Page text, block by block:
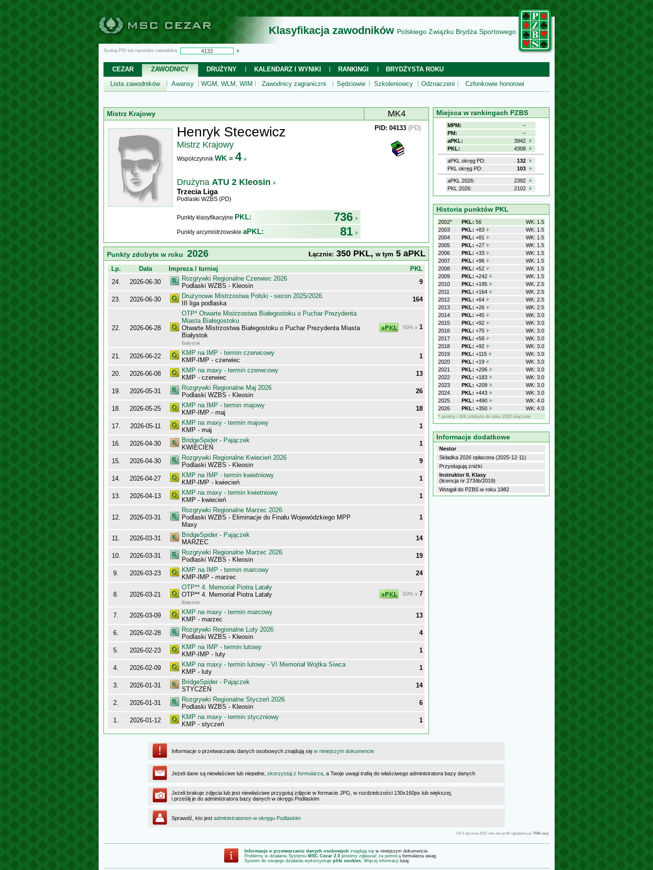
Klasyfikacja zawodników Polskiego Związku Brydża Sportowego
Szukaj PID lub nazwisko zawodnika:
CEZAR ZAWODNICY DRUŻYNY KALENDARZ I WYNIKI RANKINGI
BRYDŻYSTA ROKU
Lista zawodników
Awansy WGM, WLM, WIM Zawodnicy zagraniczni Sędziowie Szkoleniowcy Odznaczeni Członkowie honorowi
Mistrz Krajowy MK4
Henryk Stecewicz
Mistrz Krajowy
Współczynnik WK = 4
Drużyna ATU 2 Kleosin
Trzecia Liga
Podlaski WZBS (PD)
Punkty klasyfikacyjne PKL: 736
Punkty arcymistrzowskie aPKL: 81
PID: 04133 (PD)
Punkty zdobyte w roku 2026 Łącznie: 350 PKL, w tym 5 aPKL
Lp. Data Impreza / turniej
PKL
24.
2026-06-30
Rozgrywki Regionalne Czerwiec 2026
Podlaski WZBS - Kleosin
9
23. 2026-06-30
Drużynowe Mistrzostwa Polski - sezon 2025/2026
III liga podlaska
164
22. 2026-06-28
OTP* Otwarte Mistrzostwa Białegostoku o Puchar Prezydenta
Miasta Białegostoku
Otwarte Mistrzostwa Białegostoku o Puchar Prezydenta Miasta
Białystok
Białystok
50% x 1
21. 2026-06-22
KMP na IMP - termin czerwcowy
KMP-IMP - czerwiec
1
20. 2026-06-08
KMP na maxy - termin czerwcowy
KMP - czerwiec
13
19. 2026-05-31
Rozgrywki Regionalne Maj 2026
Podlaski WZBS - Kleosin
26
18. 2026-05-25
KMP na IMP - termin majowy
KMP-IMP - maj
18
17. 2026-05-11
KMP na maxy - termin majowy
KMP - maj
1
16. 2026-04-30
BridgeSpider - Pajączek
KWIECIEŃ
1
15. 2026-04-30
Rozgrywki Regionalne Kwiecień 2026
Podlaski WZBS - Kleosin
9
14. 2026-04-27
KMP na IMP - termin kwietniowy
KMP-IMP - kwiecień
1
13. 2026-04-13
KMP na maxy - termin kwietniowy
KMP - kwiecień
1
12. 2026-03-31
Rozgrywki Regionalne Marzec 2026
Podlaski WZBS - Eliminacje do Finału Wojewódzkiego MPP
Maxy
1
11. 2026-03-31
BridgeSpider - Pajączek
MARZEC
14
10. 2026-03-31
Rozgrywki Regionalne Marzec 2026
Podlaski WZBS - Kleosin
19
9. 2026-03-23
KMP na IMP - termin marcowy
KMP-IMP - marzec
24
8. 2026-03-21
OTP** 4. Memoriał Piotra Latały
OTP** 4. Memoriał Piotra Latały
Białystok
50% x 7
7. 2026-03-09
KMP na maxy - termin marcowy
KMP - marzec
13
6. 2026-02-28
Rozgrywki Regionalne Luty 2026
Podlaski WZBS - Kleosin
4
5. 2026-02-23
KMP na IMP - termin lutowy
KMP-IMP - luty
1
4. 2026-02-09
KMP na maxy - termin lutowy - VI Memoriał Wojtka Siwca
KMP - luty
1
3. 2026-01-31
BridgeSpider - Pajączek
STYCZEŃ
14
2. 2026-01-31
Rozgrywki Regionalne Styczeń 2026
Podlaski WZBS - Kleosin
6
1. 2026-01-12
KMP na maxy - termin styczniowy
KMP - styczeń
1
Miejsca w rankingach PZBS
MPM:
−
PM:
−
aPKL:
3942
PKL:
4308
aPKL okręg PD:
132
PKL okręg PD:
103
aPKL 2026:
2392
PKL 2026:
2102
Historia punktów PKL
2002* PKL: 56
WK: 1.5
2003
PKL: +83
WK: 1.5
2004
PKL: +81
WK: 1.5
2005
PKL: +27
WK: 1.5
2006
PKL: +33
WK: 1.5
2007
PKL: +96
WK: 1.5
2008
PKL: +52
WK: 1.5
2009
PKL: +242
WK: 1.5
2010
PKL: +195
WK: 2.5
2011
PKL: +164
WK: 2.5
2012
PKL: +64
WK: 2.5
2013
PKL: +26
WK: 2.5
2014
PKL: +45
WK: 3.0
2015
PKL: +92
WK: 3.0
2016
PKL: +75
WK: 3.0
2017
PKL: +58
WK: 3.0
2018
PKL: +92
WK: 3.0
2019
PKL: +115
WK: 3.0
2020
PKL: +19
WK: 3.0
2021
PKL: +206
WK: 3.0
2022
PKL: +183
WK: 3.0
2023
PKL: +209
WK: 3.0
2024
PKL: +443
WK: 3.0
2025
PKL: +490
WK: 4.0
2026
PKL: +350 WK: 4.0
* punkty i WK zdobyte do roku 2002 włącznie
Informacje dodatkowe
Nestor
Składka 2026 opłacona (2025-12-11)
Przysługują zniżki
Instruktor II. Klasy
(licencja nr 273/ib/2019)
Wstąpił do PZBS w roku 1982
Informacje o przetwarzaniu danych osobowych znajdują się w niniejszym dokumencie
Jeżeli dane są niewłaściwe lub niepełne, skorzystaj z formularza , a Twoje uwagi trafią do właściwego administratora bazy danych
Jeżeli brakuje zdjęcia lub jest niewłaściwe przygotuj zdjęcie w formacie JPG, w rozdzielczości 130x160px lub większej,
i prześlij je do administratora bazy danych w okręgu Podlaskim
Sprawdź, kto jest administratorem w okręgu Podlaskim
Od 1 stycznia 2011 roku ten profil oglądano już 7446 razy.
Informacje o przetwarzaniu danych osobowych znajdują się w niniejszym dokumencie.
Problemy w działaniu Systemu MSC Cezar 2.0 prosimy zgłaszać za pomocą formularza uwag.
System do swojego działania wykorzystuje pliki cookies. Więcej informacji tutaj.